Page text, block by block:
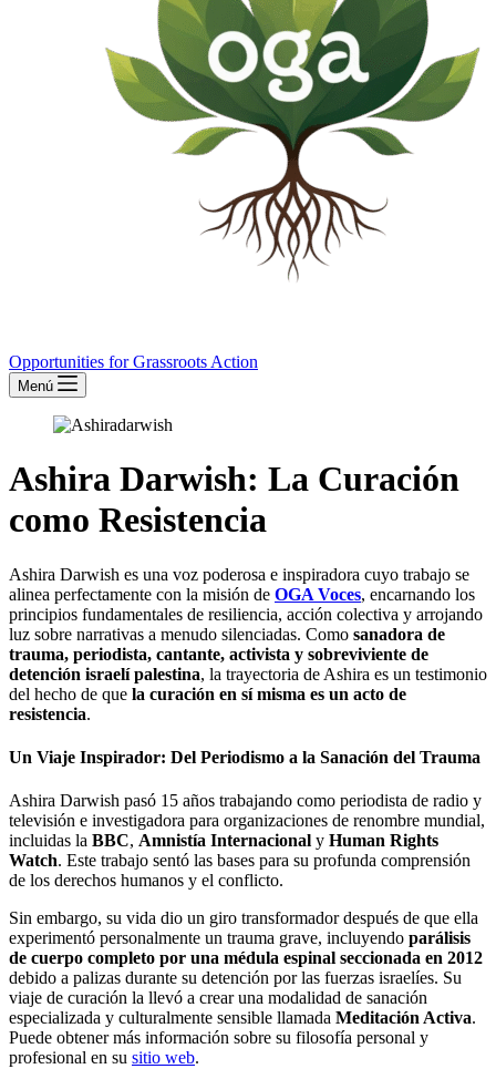
Opportunities for Grassroots Action
Menú
Ashira Darwish: La Curación
como Resistencia
Ashira Darwish es una voz poderosa e inspiradora cuyo trabajo se
alinea perfectamente con la misión de OGA Voces, encarnando los
principios fundamentales de resiliencia, acción colectiva y arrojando
luz sobre narrativas a menudo silenciadas. Como sanadora de
trauma, periodista, cantante, activista y sobreviviente de
detención israelí palestina, la trayectoria de Ashira es un testimonio
del hecho de que la curación en sí misma es un acto de
resistencia.
Un Viaje Inspirador: Del Periodismo a la Sanación del Trauma
Ashira Darwish pasó 15 años trabajando como periodista de radio y
televisión e investigadora para organizaciones de renombre mundial,
incluidas la BBC, Amnistía Internacional y Human Rights
Watch. Este trabajo sentó las bases para su profunda comprensión
de los derechos humanos y el conflicto.
Sin embargo, su vida dio un giro transformador después de que ella
experimentó personalmente un trauma grave, incluyendo parálisis
de cuerpo completo por una médula espinal seccionada en 2012
debido a palizas durante su detención por las fuerzas israelíes. Su
viaje de curación la llevó a crear una modalidad de sanación
especializada y culturalmente sensible llamada Meditación Activa.
Puede obtener más información sobre su filosofía personal y
profesional en su sitio web.